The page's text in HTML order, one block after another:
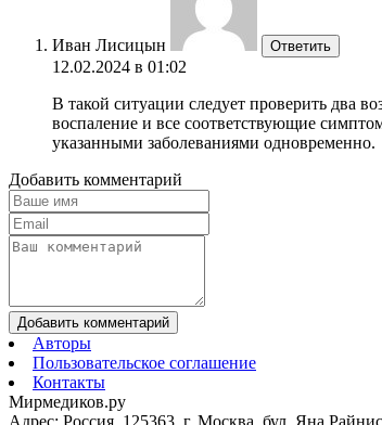
Иван Лисицын Ответить
12.02.2024 в 01:02
В такой ситуации следует проверить два
воспаление и все соответствующие
указанными заболеваниями одновременно.
Добавить комментарий
Добавить комментарий
Авторы
Пользовательское соглашение
Контакты
Мирмедиков.ру
Адрес: Россия, 125363, г. Москва, бул. Яна